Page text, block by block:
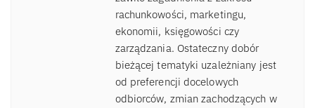
rachunkowości, marketingu,
ekonomii, księgowości czy
zarządzania. Ostateczny dobór
bieżącej tematyki uzależniany jest
od preferencji docelowych
odbiorców, zmian zachodzących w